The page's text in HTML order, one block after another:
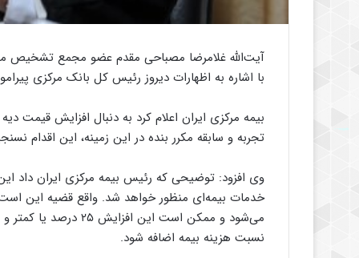
آیت‌الله غلامرضا مصباحی مقدم عضو مجمع تشخیص
با اشاره به اظهارات دیروز رئیس کل بانک مرکزی
تجربه و سابقه مکرر بنده در این زمینه، این اقدام
خدمات بیمه‌ای منظور خواهد شد. واقع قضیه این
می‌شود و ممکن است
نسبت هزینه بیمه اضافه شود.